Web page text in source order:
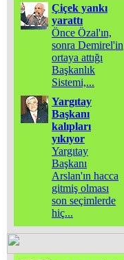
Çiçek yankı
yarattı
Önce Özal'ın,
sonra Demirel'in
ortaya attığı
Başkanlık
Sistemi,...
Yargıtay
Başkanı
kalıpları
yıkıyor
Yargıtay
Başkanı
Arslan'ın hacca
gitmiş olması
son seçimlerde
hiç...